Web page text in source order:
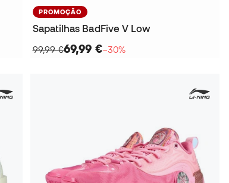
PROMOÇÃO
Sapatilhas BadFive V Low
99,99 €69,99 €−30%